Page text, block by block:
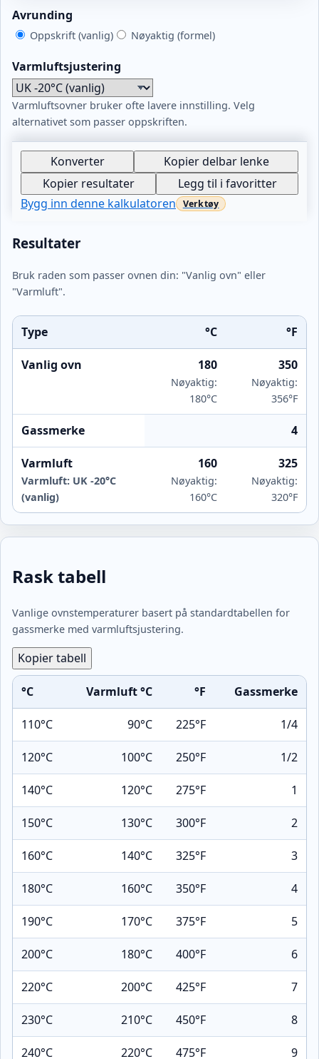
Avrunding
Oppskrift (vanlig) Nøyaktig (formel)
Varmluftsjustering
Varmluftsovner bruker ofte lavere innstilling. Velg
alternativet som passer oppskriften.
Konverter
Kopier delbar lenke
Kopier resultater
Legg til i favoritter
Bygg inn denne kalkulatoren
Resultater
Bruk raden som passer ovnen din: "Vanlig ovn" eller
"Varmluft".
Type °C °F
Vanlig ovn 180
Nøyaktig:
180°C
350
Nøyaktig:
356°F
Gassmerke 4
Varmluft
Varmluft: UK -20°C
(vanlig)
160
Nøyaktig:
160°C
325
Nøyaktig:
320°F
Rask tabell
Vanlige ovnstemperaturer basert på standardtabellen for
gassmerke med varmluftsjustering.
Kopier tabell
°C Varmluft °C °F Gassmerke
110°C 90°C 225°F 1/4
120°C 100°C 250°F 1/2
140°C 120°C 275°F 1
150°C 130°C 300°F 2
160°C 140°C 325°F 3
180°C 160°C 350°F 4
190°C 170°C 375°F 5
200°C 180°C 400°F 6
220°C 200°C 425°F 7
230°C 210°C 450°F 8
240°C 220°C 475°F 9